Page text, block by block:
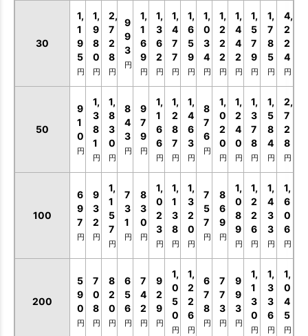
30
1,
1
9
5
円
1,
9
8
0
円
2,
7
2
8
円
9
9
3
円
1,
1
6
9
円
1,
3
6
2
円
1,
4
7
7
円
1,
6
5
9
円
1,
0
3
4
円
1,
2
2
2
円
1,
4
4
2
円
1,
5
7
9
円
1,
7
8
5
円
4,
2
2
4
円
50
9
1
0
円
1,
3
8
1
円
1,
8
3
0
円
8
4
3
円
9
7
9
円
1,
1
6
6
円
1,
2
8
7
円
1,
4
6
3
円
8
7
6
円
1,
0
2
0
円
1,
2
4
0
円
1,
3
7
8
円
1,
5
8
4
円
2,
7
2
8
円
100
6
9
7
円
9
3
2
円
1,
1
5
7
円
7
3
1
円
8
3
0
円
1,
0
2
3
円
1,
1
3
8
円
1,
3
2
0
円
7
5
7
円
8
6
9
円
1,
0
8
9
円
1,
2
2
6
円
1,
4
3
3
円
1,
6
0
6
円
200
5
9
0
円
7
0
8
円
8
2
0
円
6
5
6
円
7
4
2
円
9
2
9
円
1,
0
5
0
円
1,
2
2
6
円
6
7
8
円
7
7
3
円
9
9
3
円
1,
1
3
0
円
1,
3
3
6
円
1,
0
4
5
円